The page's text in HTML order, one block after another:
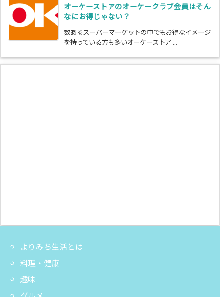
オーケーストアのオーケークラブ会員はそん
なにお得じゃない？
数あるスーパーマーケットの中でもお得なイメージ
を持っている方も多いオーケーストア ...
よりみち生活とは
料理・健康
趣味